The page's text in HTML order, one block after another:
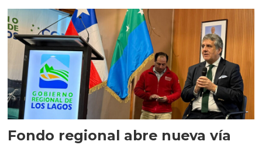
Fondo regional abre nueva vía